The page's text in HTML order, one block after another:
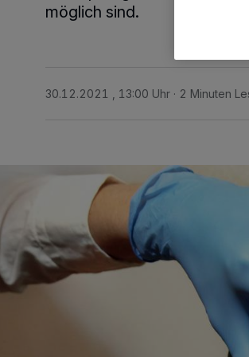
möglich sind.
30.12.2021 , 13:00 Uhr 2 Minuten